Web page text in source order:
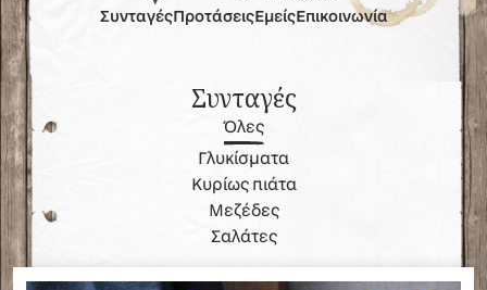
ΣυνταγέςΠροτάσεις Επικοινωνία
Εμείς
Συνταγές
Όλες
Γλυκίσματα
Κυρίως πιάτα
Μεζέδες
Σαλάτες